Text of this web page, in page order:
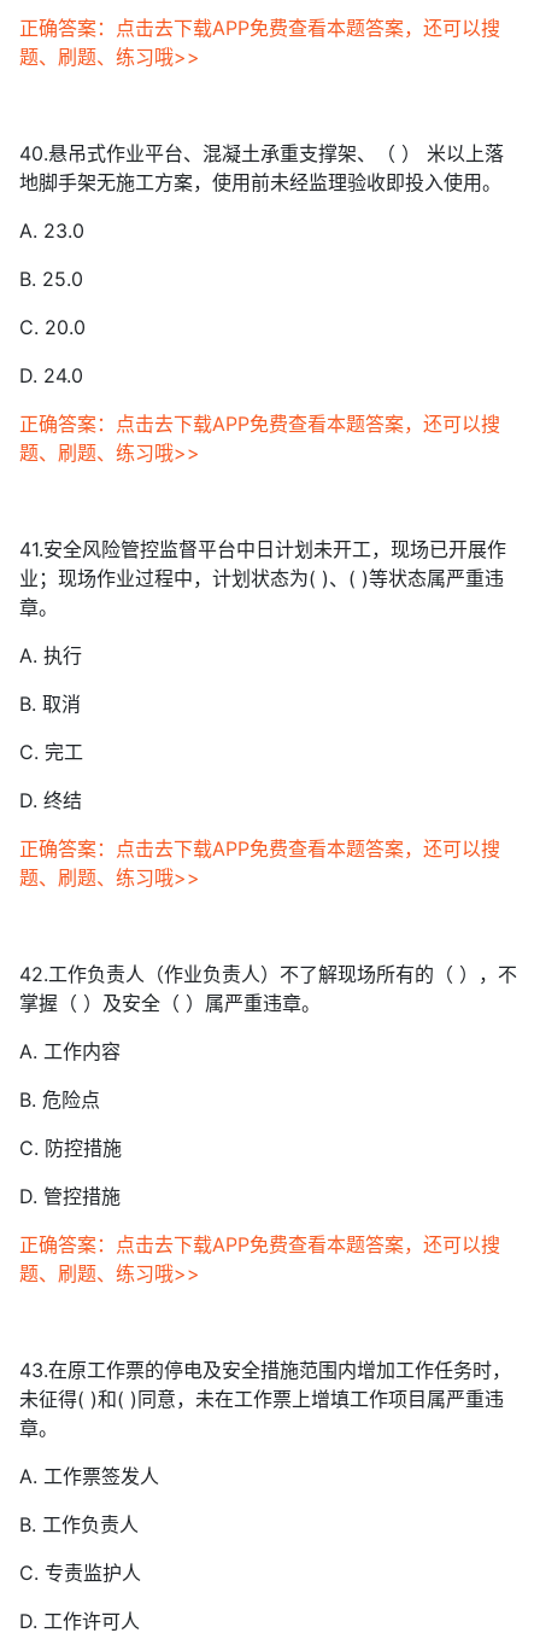
正确答案：点击去下载APP免费查看本题答案，还可以搜
题、刷题、练习哦>>
40.悬吊式作业平台、混凝土承重支撑架、（ ） 米以上落
地脚手架无施工方案，使用前未经监理验收即投入使用。
A. 23.0
B. 25.0
C. 20.0
D. 24.0
正确答案：点击去下载APP免费查看本题答案，还可以搜
题、刷题、练习哦>>
41.安全风险管控监督平台中日计划未开工，现场已开展作
业；现场作业过程中，计划状态为( )、( )等状态属严重违
章。
A. 执行
B. 取消
C. 完工
D. 终结
正确答案：点击去下载APP免费查看本题答案，还可以搜
题、刷题、练习哦>>
42.工作负责人（作业负责人）不了解现场所有的（ ），不
掌握（ ）及安全（ ）属严重违章。
A. 工作内容
B. 危险点
C. 防控措施
D. 管控措施
正确答案：点击去下载APP免费查看本题答案，还可以搜
题、刷题、练习哦>>
43.在原工作票的停电及安全措施范围内增加工作任务时，
未征得( )和( )同意，未在工作票上增填工作项目属严重违
章。
A. 工作票签发人
B. 工作负责人
C. 专责监护人
D. 工作许可人